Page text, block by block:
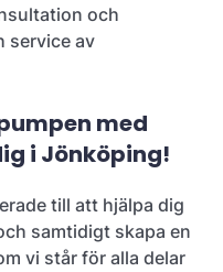
och
service av
med
i Jönköping!
till att hjälpa dig
samtidigt skapa en
vi står för alla delar